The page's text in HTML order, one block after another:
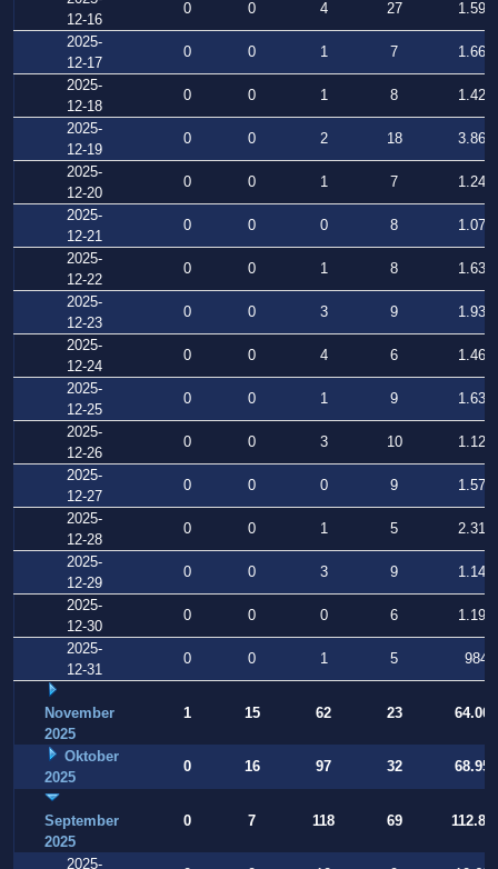
12-16
0 0 4 27
1.590
2025-
12-17
0 0 1 7
1.661
2025-
12-18
0 0 1 8
1.424
2025-
12-19
0 0 2 18
3.860
2025-
12-20
0 0 1 7
1.243
2025-
12-21
0 0 0 8
1.077
2025-
12-22
0 0 1 8
1.631
2025-
12-23
0 0 3 9
1.936
2025-
12-24
0 0 4 6
1.468
2025-
12-25
0 0 1 9
1.637
2025-
12-26
0 0 3 10
1.127
2025-
12-27
0 0 0 9
1.576
2025-
12-28
0 0 1 5
2.317
2025-
12-29
0 0 3 9
1.148
2025-
12-30
0 0 0 6
1.195
2025-
12-31
0 0 1 5 984
November
2025
1 15 62 23 64.001
Oktober
2025
0 16 97 32 68.956
September
2025
0 7 118 69
2025-